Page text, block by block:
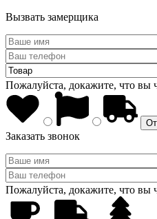
Вызвать замерщика
Пожалуйста, докажите, что вы
Заказать звонок
Пожалуйста, докажите, что вы